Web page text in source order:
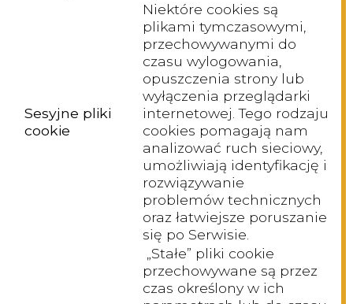
Sesyjne pliki
cookie
Niektóre cookies są
plikami tymczasowymi,
przechowywanymi do
czasu wylogowania,
opuszczenia strony lub
wyłączenia przeglądarki
internetowej. Tego rodzaju
cookies pomagają nam
analizować ruch sieciowy,
umożliwiają identyfikację i
rozwiązywanie
problemów technicznych
oraz łatwiejsze poruszanie
się po Serwisie.
„Stałe” pliki cookie
przechowywane są przez
czas określony w ich